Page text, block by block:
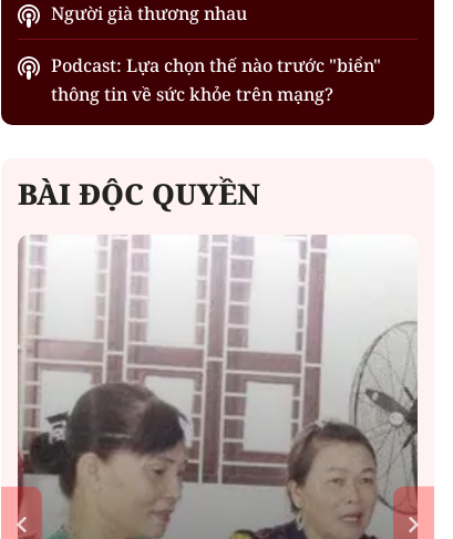
Người già thương nhau
Podcast: Lựa chọn thế nào trước "biển"
thông tin về sức khỏe trên mạng?
BÀI ĐỘC QUYỀN